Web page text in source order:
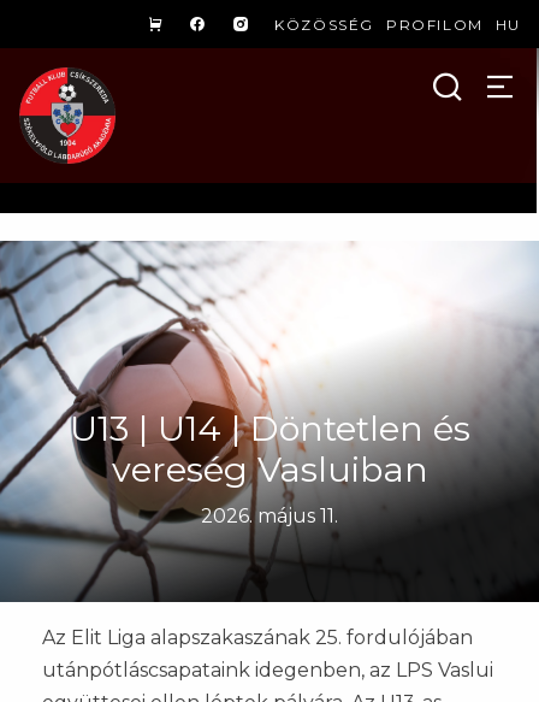
KÖZÖSSÉG PROFILOM HU
U13 | U14 | Döntetlen és
vereség Vasluiban
2026. május 11.
Az Elit Liga alapszakaszának 25. fordulójában
utánpótláscsapataink idegenben, az LPS Vaslui